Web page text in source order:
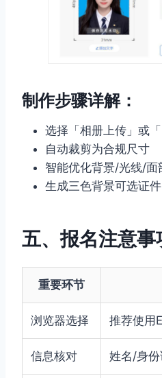
制作步骤详解：
选择「相册上传」或「
自动裁剪为合规尺寸
智能优化背景/光线/面
生成三色背景可选证
五、报名注意事
重要环节
浏览器选择 推荐使用
信息核对 姓名/身